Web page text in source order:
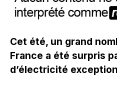
Cet été, un grand
France a été surpris
d’électricité